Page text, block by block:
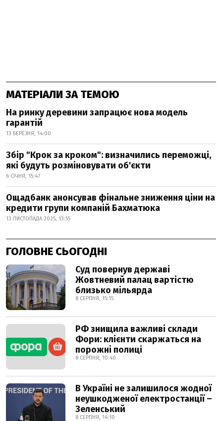
МАТЕРІАЛИ ЗА ТЕМОЮ
На ринку деревини запрацює нова модель
гарантій
13 БЕРЕЗНЯ, 14:00
Збір "Крок за кроком": визначились переможці,
які будуть розміновувати об'єкти
6 СІЧНЯ, 15:47
Ощадбанк анонсував фінальне зниження ціни на
кредити групи компаній Бахматюка
13 ЛИСТОПАДА 2025, 13:55
ГОЛОВНЕ СЬОГОДНІ
Суд повернув державі
Жовтневий палац вартістю
близько мільярда
8 СЕРПНЯ, 15:15
РФ знищила важливі склади
Фори: клієнти скаржаться на
порожні полиці
8 СЕРПНЯ, 10:40
В Україні не залишилося жодної
неушкодженої електростанції –
Зеленський
8 СЕРПНЯ, 14:10